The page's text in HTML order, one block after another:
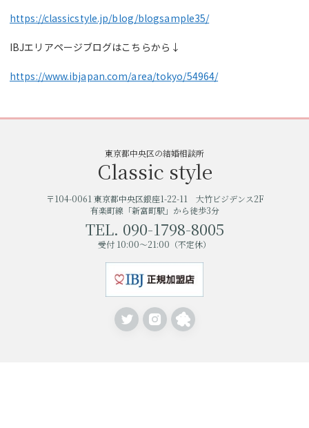
https://classicstyle.jp/blog/blogsample35/
IBJエリアページブログはこちらから↓
https://www.ibjapan.com/area/tokyo/54964/
東京都中央区の結婚相談所
Classic style
〒104-0061 東京都中央区銀座1-22-11 大竹ビジデンス2F
有楽町線「新富町駅」から徒歩3分
TEL. 090-1798-8005
受付 10:00〜21:00（不定休）